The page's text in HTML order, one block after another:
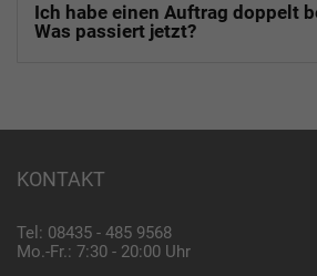
Ich habe einen Auftrag doppelt
Was passiert jetzt?
KONTAKT
Tel: 08435 - 485 9568
Mo.-Fr.: 7:30 - 20:00 Uhr